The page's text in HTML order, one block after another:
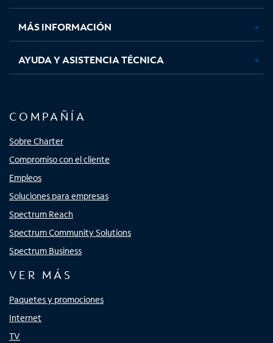
nuevanuevanuevanueva
MÁS INFORMACIÓN
AYUDA Y ASISTENCIA TÉCNICA
COMPAÑÍA
Sobre Charter
Compromiso con el cliente
Empleos
Soluciones para empresas
Spectrum Reach
Spectrum Community Solutions
Spectrum Business
VER MÁS
Paquetes y promociones
Internet
TV